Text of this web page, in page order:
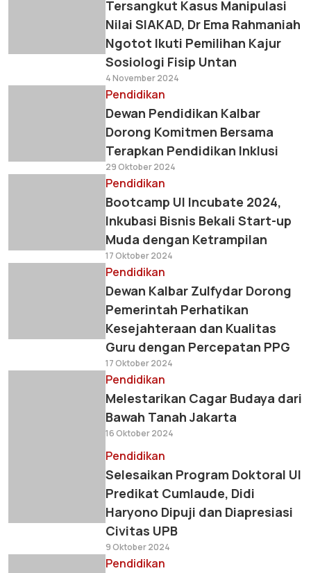
Tersangkut Kasus Manipulasi
Nilai SIAKAD, Dr Ema Rahmaniah
Ngotot Ikuti Pemilihan Kajur
Sosiologi Fisip Untan
4 November 2024
Pendidikan
Dewan Pendidikan Kalbar
Dorong Komitmen Bersama
Terapkan Pendidikan Inklusi
29 Oktober 2024
Pendidikan
Bootcamp UI Incubate 2024,
Inkubasi Bisnis Bekali Start-up
Muda dengan Ketrampilan
17 Oktober 2024
Pendidikan
Dewan Kalbar Zulfydar Dorong
Pemerintah Perhatikan
Kesejahteraan dan Kualitas
Guru dengan Percepatan PPG
17 Oktober 2024
Pendidikan
Melestarikan Cagar Budaya dari
Bawah Tanah Jakarta
16 Oktober 2024
Pendidikan
Selesaikan Program Doktoral UI
Predikat Cumlaude, Didi
Haryono Dipuji dan Diapresiasi
Civitas UPB
9 Oktober 2024
Pendidikan